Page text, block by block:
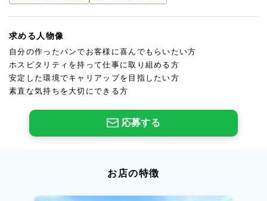
求める人物像
自分の作ったパンでお客様に喜んでもらいたい方
ホスピタリティを持って仕事に取り組める方
安定した環境でキャリアップを目指したい方
素直な気持ちを大切にできる方
応募する
お店の特徴